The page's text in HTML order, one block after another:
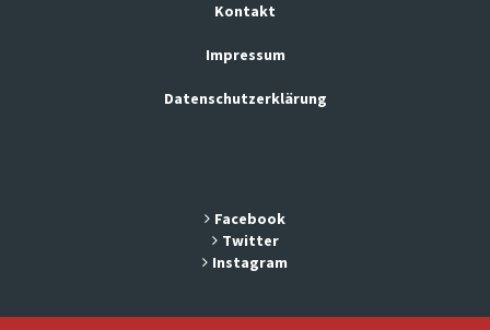
Kontakt
Impressum
Datenschutzerklärung
Facebook
Twitter
Instagram